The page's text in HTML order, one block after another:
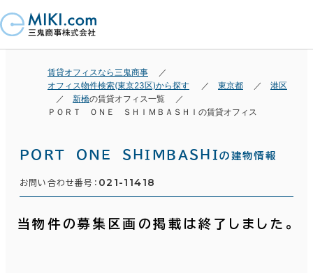
賃貸オフィスなら三鬼商事
オフィス物件検索(東京23区)から探す
東京都
港区
新橋の賃貸オフィス一覧
ＰＯＲＴ ＯＮＥ ＳＨＩＭＢＡＳＨＩの賃貸オフィス
ＰＯＲＴ ＯＮＥ ＳＨＩＭＢＡＳＨＩの建物情報
お問い合わせ番号： 021-11418
当物件の募集区画の掲載は終了しました。